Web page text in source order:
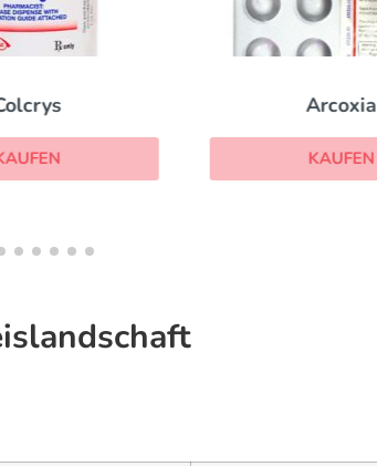
Arcoxia
KAUFEN